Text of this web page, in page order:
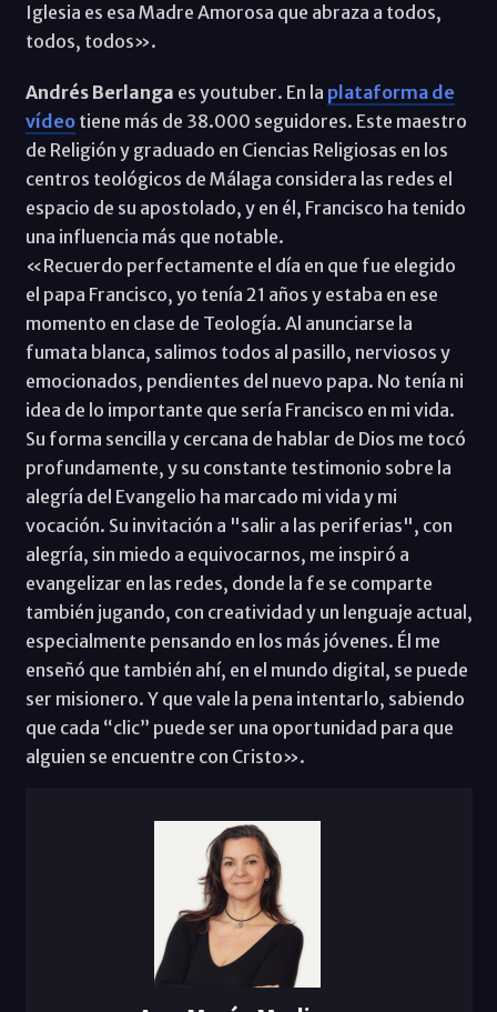
Iglesia es esa Madre Amorosa que abraza a todos,
todos, todos».
Andrés Berlanga es youtuber. En la plataforma de
vídeotiene más de 38.000 seguidores. Este maestro
de Religión y graduado en Ciencias Religiosas en los
centros teológicos de Málaga considera las redes el
espacio de su apostolado, y en él, Francisco ha tenido
una influencia más que notable.
«Recuerdo perfectamente el día en que fue elegido
el papa Francisco, yo tenía 21 años y estaba en ese
momento en clase de Teología. Al anunciarse la
fumata blanca, salimos todos al pasillo, nerviosos y
emocionados, pendientes del nuevo papa. No tenía ni
idea de lo importante que sería Francisco en mi vida.
Su forma sencilla y cercana de hablar de Dios me tocó
profundamente, y su constante testimonio sobre la
alegría del Evangelio ha marcado mi vida y mi
vocación. Su invitación a "salir a las periferias", con
alegría, sin miedo a equivocarnos, me inspiró a
evangelizar en las redes, donde la fe se comparte
también jugando, con creatividad y un lenguaje actual,
especialmente pensando en los más jóvenes. Él me
enseñó que también ahí, en el mundo digital, se puede
ser misionero. Y que vale la pena intentarlo, sabiendo
que cada “clic” puede ser una oportunidad para que
alguien se encuentre con Cristo».